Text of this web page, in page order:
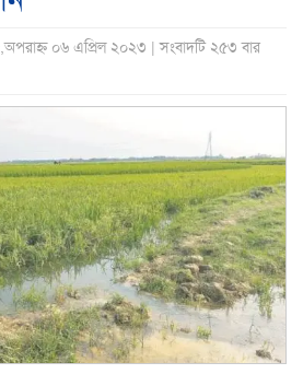
০৬ এপ্রিল ২০২৩ | সংবাদটি ২৫৩ বার